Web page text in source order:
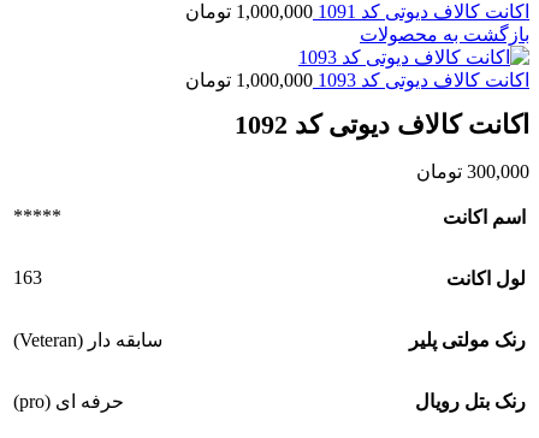
اکانت کالاف دیوتی کد 1091 1,000,000 تومان
بازگشت به محصولات
اکانت کالاف دیوتی کد 1093 1,000,000 تومان
اکانت کالاف دیوتی کد 1092
300,000 تومان
اسم اکانت *****
لول اکانت 163
رنک مولتی پلیر سابقه دار (Veteran)
رنک بتل رویال حرفه ای (pro)